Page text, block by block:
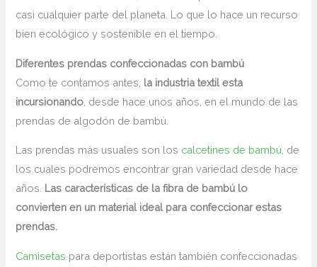
casi cualquier parte del planeta. Lo que lo hace un recurso
bien ecológico y sostenible en el tiempo.
Diferentes prendas confeccionadas con bambú
Como te contamos antes, la industria textil esta
incursionando , desde hace unos años, en el mundo de las
prendas de algodón de bambú.
Las prendas más usuales son los calcetines de bambú , de
los cuales podremos encontrar gran variedad desde hace
años. Las características de la fibra de bambú lo
convierten en un material ideal para confeccionar estas
prendas.
Camisetas para deportistas están también confeccionadas